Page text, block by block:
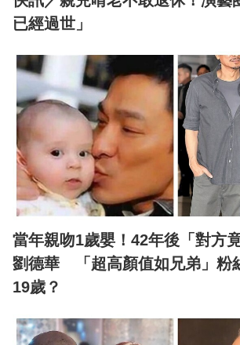
已經過世」
當年親吻1歲嬰！42年後「對方
劉德華 「超高顏值如兄弟」粉
19歲？